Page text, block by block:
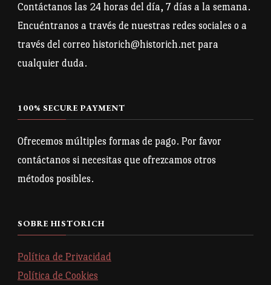
Contáctanos las 24 horas del día, 7 días a la semana.
Encuéntranos a través de nuestras redes sociales o a
través del correo historich@historich.net para
cualquier duda.
100% SECURE PAYMENT
Ofrecemos múltiples formas de pago. Por favor
contáctanos si necesitas que ofrezcamos otros
métodos posibles.
SOBRE HISTORICH
Política de Privacidad
Política de Cookies